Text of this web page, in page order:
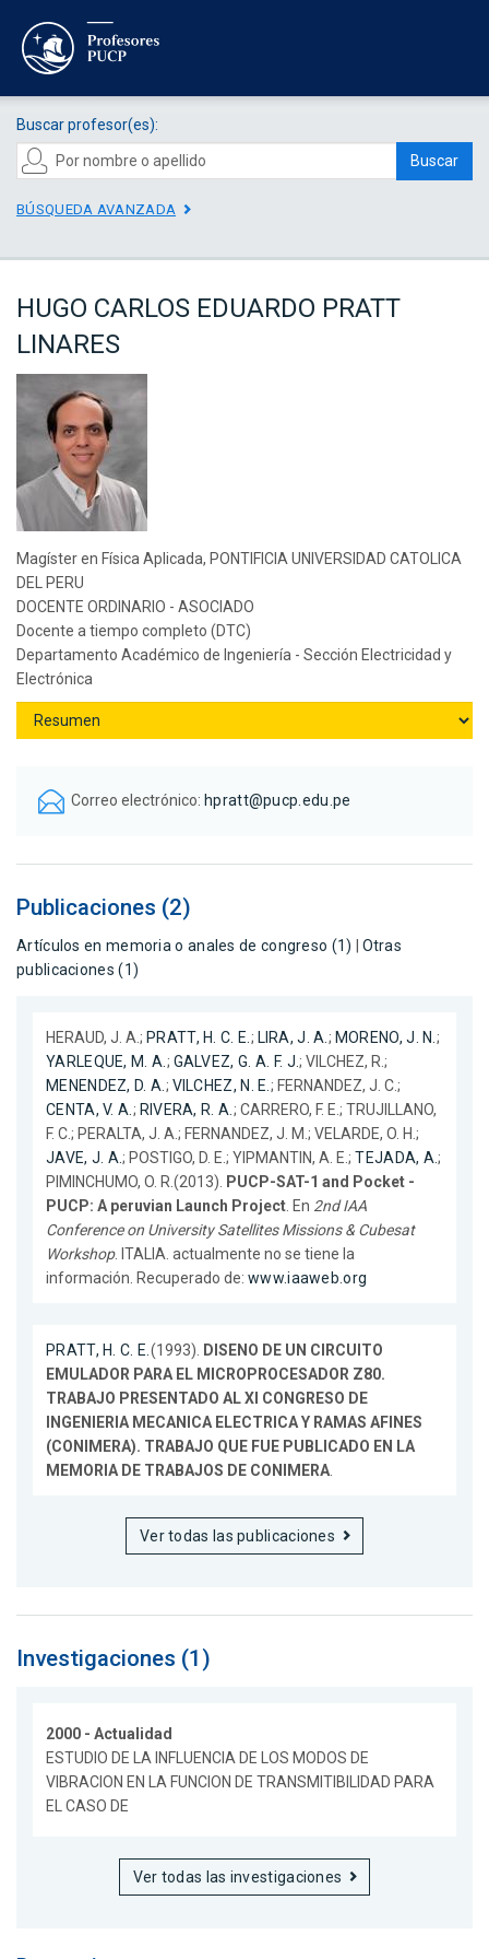
Buscar profesor(es):
Buscar
BÚSQUEDA AVANZADA
HUGO CARLOS EDUARDO PRATT
LINARES
Magíster en Física Aplicada, PONTIFICIA UNIVERSIDAD CATOLICA
DEL PERU
DOCENTE ORDINARIO - ASOCIADO
Docente a tiempo completo (DTC)
Departamento Académico de Ingeniería - Sección Electricidad y
Electrónica
Correo electrónico: hpratt@pucp.edu.pe
Publicaciones (2)
Artículos en memoria o anales de congreso (1)
Otras
publicaciones (1)
HERAUD, J. A.; PRATT, H. C. E. ; LIRA, J. A. ; MORENO, J. N. ;
YARLEQUE, M. A. ; GALVEZ, G. A. F. J.; VILCHEZ, R.;
MENENDEZ, D. A. ; VILCHEZ, N. E. ; FERNANDEZ, J. C.;
CENTA, V. A. ; RIVERA, R. A. ; CARRERO, F. E.; TRUJILLANO,
F. C.; PERALTA, J. A.; FERNANDEZ, J. M.; VELARDE, O. H.;
JAVE, J. A.; POSTIGO, D. E.; YIPMANTIN, A. E.;TEJADA, A.;
PIMINCHUMO, O. R.(2013).
PUCP-SAT-1 and Pocket -
PUCP: A peruvian Launch Project . En 2nd IAA
Conference on University Satellites Missions & Cubesat
Workshop. ITALIA. actualmente no se tiene la
información. Recuperado de: www.iaaweb.org
PRATT, H. C. E. (1993).
DISENO DE UN CIRCUITO
EMULADOR PARA EL MICROPROCESADOR Z80.
TRABAJO PRESENTADO AL XI CONGRESO DE
INGENIERIA MECANICA ELECTRICA Y RAMAS AFINES
(CONIMERA). TRABAJO QUE FUE PUBLICADO EN LA
MEMORIA DE TRABAJOS DE CONIMERA
Ver todas las publicaciones
Investigaciones (1)
2000 - Actualidad
ESTUDIO DE LA INFLUENCIA DE LOS MODOS DE
VIBRACION EN LA FUNCION DE TRANSMITIBILIDAD PARA
EL CASO DE
Ver todas las investigaciones